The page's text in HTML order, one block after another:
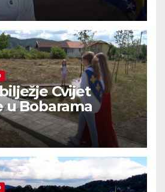
Cvijet
u Bobarama